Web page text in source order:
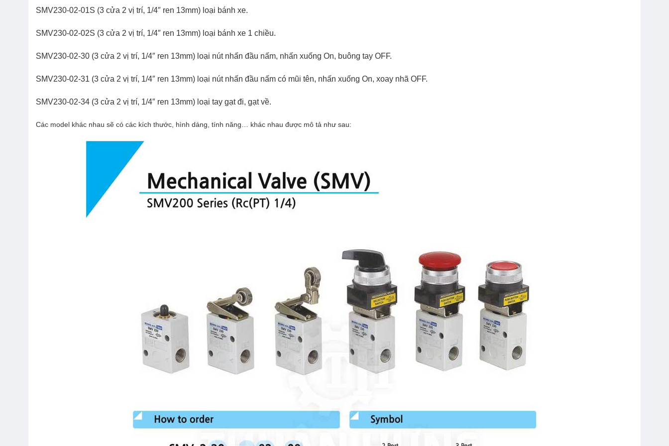
SMV230-02-01S (3 cửa 2 vị trí, 1/4″ ren 13mm) loại bánh xe.
SMV230-02-02S (3 cửa 2 vị trí, 1/4″ ren 13mm) loại bánh xe 1 chiều.
SMV230-02-30 (3 cửa 2 vị trí, 1/4″ ren 13mm) loại nút nhấn đầu nấm, nhấn xuống On, buông tay OFF.
SMV230-02-31 (3 cửa 2 vị trí, 1/4″ ren 13mm) loại nút nhấn đầu nấm có mũi tên, nhấn xuống On, xoay nhã OFF.
SMV230-02-34 (3 cửa 2 vị trí, 1/4″ ren 13mm) loại tay gạt đi, gạt về.
Các model khác nhau sẽ có các kích thước, hình dáng, tính năng… khác nhau được mô tả như sau: